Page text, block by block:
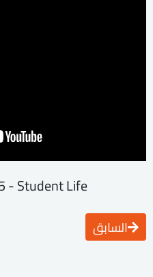
- Student Life
السابق